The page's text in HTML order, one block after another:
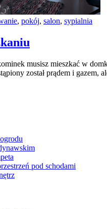
, pokój, salon, sypialnia
musisz mieszkać w
został prądem i gazem,
pod schodami